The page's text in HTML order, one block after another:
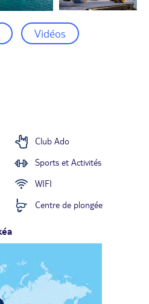
Vidéos
Club Ado
Sports et Activités
WIFI
Centre de plongée